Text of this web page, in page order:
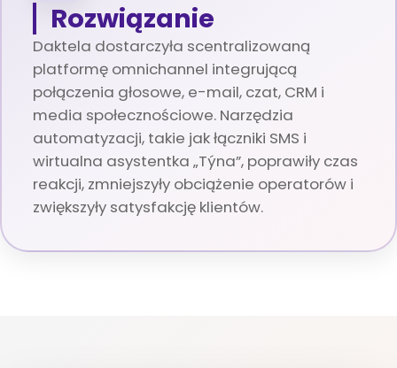
Rozwiązanie
Daktela dostarczyła scentralizowaną
platformę omnichannel integrującą
połączenia głosowe, e-mail, czat, CRM i
media społecznościowe. Narzędzia
automatyzacji, takie jak łączniki SMS i
wirtualna asystentka „Týna”, poprawiły czas
reakcji, zmniejszyły obciążenie operatorów i
zwiększyły satysfakcję klientów.